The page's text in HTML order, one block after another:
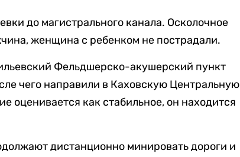
до магистрального канала. Осколочное
женщина с ребенком не пострадали.
Фельдшерско-акушерский пункт
чего направили в Каховскую Центральную
оценивается как стабильное, он находится
дистанционно минировать дороги и